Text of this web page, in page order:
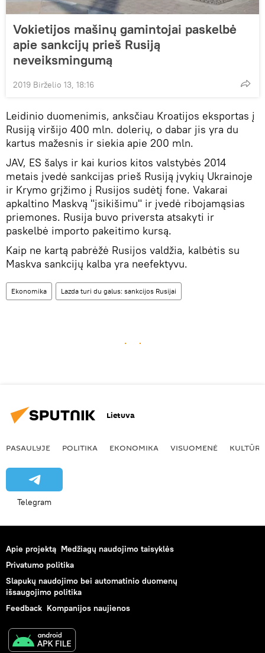
Vokietijos mašinų gamintojai paskelbė
apie sankcijų prieš Rusiją
neveiksmingumą
2019 Birželio 13, 18:16
Leidinio duomenimis, anksčiau Kroatijos eksportas į
Rusiją viršijo 400 mln. dolerių, o dabar jis yra du
kartus mažesnis ir siekia apie 200 mln.
JAV, ES šalys ir kai kurios kitos valstybės 2014
metais įvedė sankcijas prieš Rusiją įvykių Ukrainoje
ir Krymo grįžimo į Rusijos sudėtį fone. Vakarai
apkaltino Maskvą "įsikišimu" ir įvedė ribojamąsias
priemones. Rusija buvo priversta atsakyti ir
paskelbė importo pakeitimo kursą.
Kaip ne kartą pabrėžė Rusijos valdžia, kalbėtis su
Maskva sankcijų kalba yra neefektyvu.
Ekonomika Lazda turi du galus: sankcijos Rusijai
Lietuva
PASAULYJE POLITIKA EKONOMIKA VISUOMENĖ KULTŪRA
Telegram
Apie projektą Medžiagų naudojimo taisyklės
Privatumo politika
Slapukų naudojimo bei automatinio duomenų
išsaugojimo politika
Feedback Kompanijos naujienos